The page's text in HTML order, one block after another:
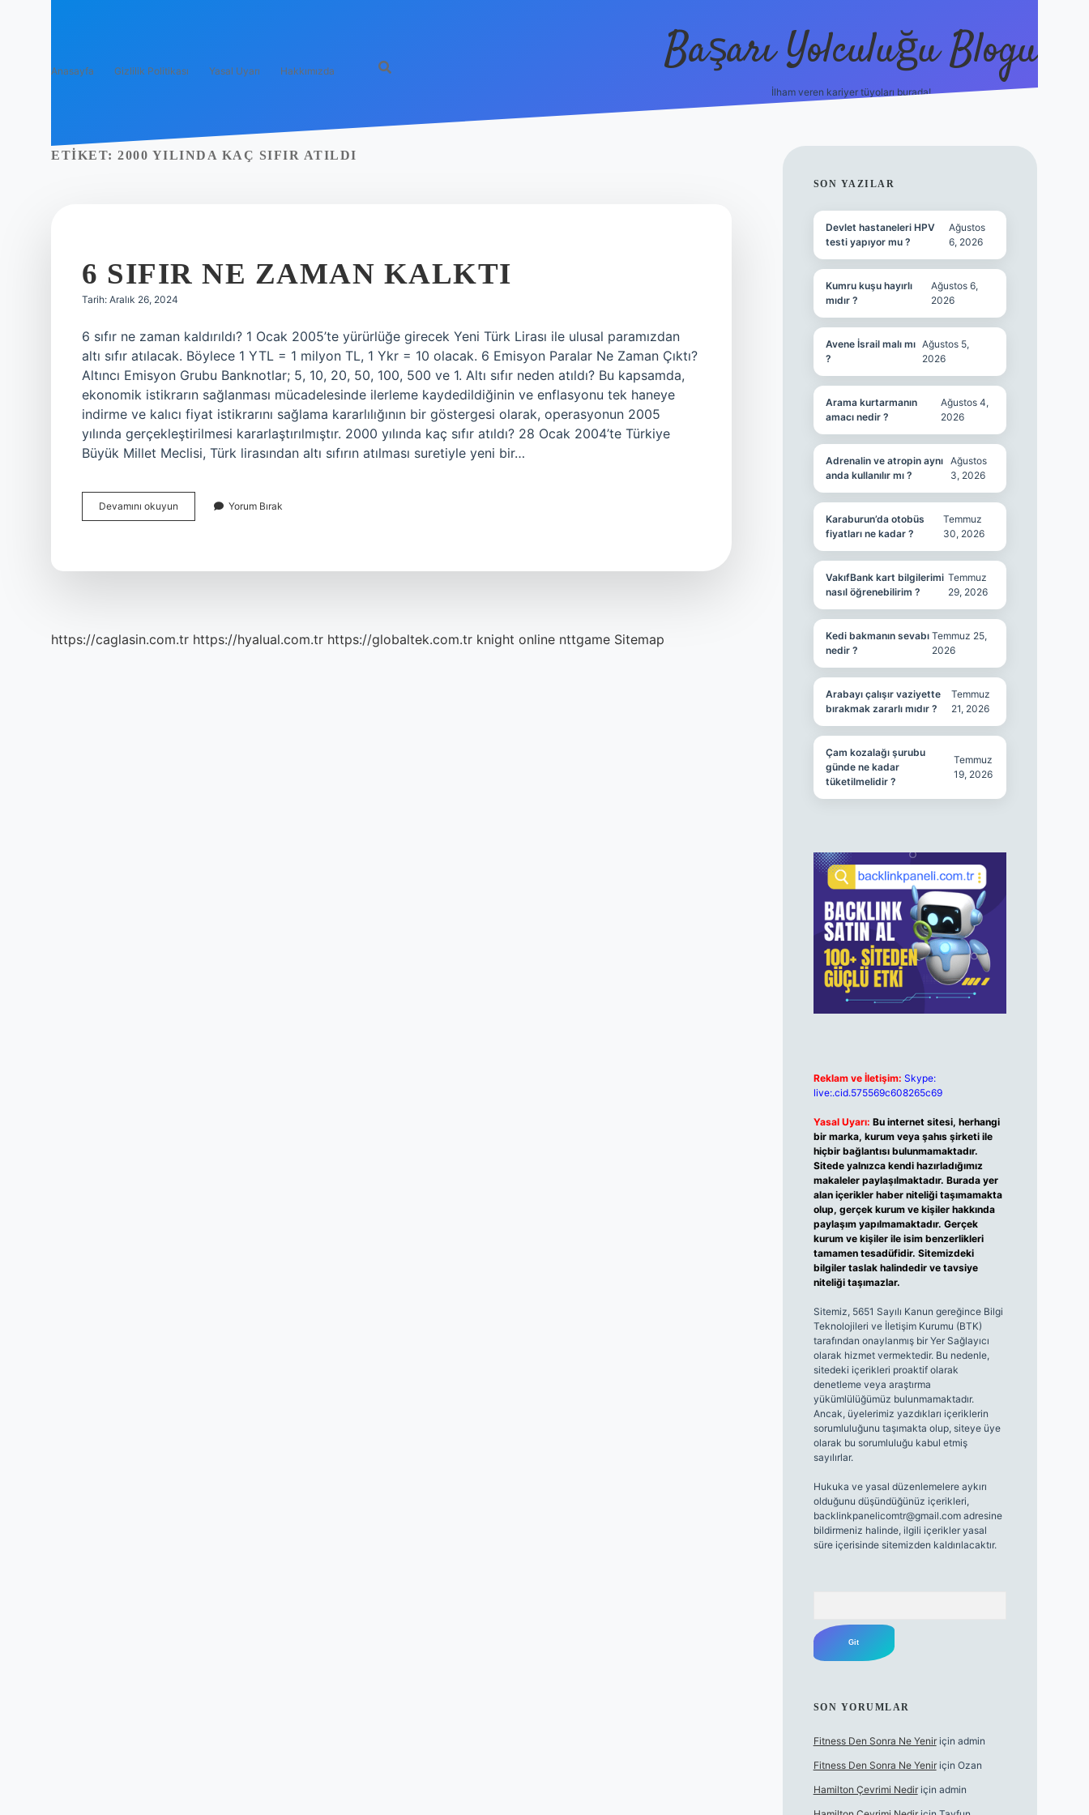
Anasayfa Gizlilik Politikası Yasal Uyarı Hakkımızda Başarı Yolculuğu Blogu
İlham veren kariyer tüyoları burada!
ETIKET: 2000 YILINDA KAÇ SIFIR ATILDI
6 SIFIR NE ZAMAN KALKTI
Tarih: Aralık 26, 2024
6 sıfır ne zaman kaldırıldı? 1 Ocak 2005’te yürürlüğe girecek Yeni Türk Lirası ile ulusal paramızdan
altı sıfır atılacak. Böylece 1 YTL = 1 milyon TL, 1 Ykr = 10 olacak. 6 Emisyon Paralar Ne Zaman Çıktı?
Altıncı Emisyon Grubu Banknotlar; 5, 10, 20, 50, 100, 500 ve 1. Altı sıfır neden atıldı? Bu kapsamda,
ekonomik istikrarın sağlanması mücadelesinde ilerleme kaydedildiğinin ve enflasyonu tek haneye
indirme ve kalıcı fiyat istikrarını sağlama kararlılığının bir göstergesi olarak, operasyonun 2005
yılında gerçekleştirilmesi kararlaştırılmıştır. 2000 yılında kaç sıfır atıldı? 28 Ocak 2004’te Türkiye
Büyük Millet Meclisi, Türk lirasından altı sıfırın atılması suretiyle yeni bir…
Devamını okuyun
Sıfır
Yorum Bırak
https://caglasin.com.tr https://hyalual.com.tr https://globaltek.com.tr knight online nttgame Sitemap
SIDEBAR
SON YAZILAR
Devlet hastaneleri HPV
testi yapıyor mu ?
Ağustos
6, 2026
Kumru kuşu hayırlı
mıdır ?
Ağustos 6,
2026
Avene İsrail malı mı
?
Ağustos 5,
2026
Arama kurtarmanın
amacı nedir ?
Ağustos 4,
2026
Adrenalin ve atropin aynı
anda kullanılır mı ?
Ağustos
3, 2026
Karaburun’da otobüs
fiyatları ne kadar ?
Temmuz
30, 2026
VakıfBank kart bilgilerimi
nasıl öğrenebilirim ?
Temmuz
29, 2026
Kedi bakmanın sevabı
nedir ?
Temmuz 25,
2026
Arabayı çalışır vaziyette
bırakmak zararlı mıdır ?
Temmuz
21, 2026
Çam kozalağı şurubu
günde ne kadar
tüketilmelidir ?
Temmuz
19, 2026
Reklam ve İletişim: Skype:
live:.cid.575569c608265c69
Yasal Uyarı: Bu internet sitesi, herhangi
bir marka, kurum veya şahıs şirketi ile
hiçbir bağlantısı bulunmamaktadır.
Sitede yalnızca kendi hazırladığımız
makaleler paylaşılmaktadır. Burada yer
alan içerikler haber niteliği taşımamakta
olup, gerçek kurum ve kişiler hakkında
paylaşım yapılmamaktadır. Gerçek
kurum ve kişiler ile isim benzerlikleri
tamamen tesadüfidir. Sitemizdeki
bilgiler taslak halindedir ve tavsiye
niteliği taşımazlar.
Sitemiz, 5651 Sayılı Kanun gereğince Bilgi
Teknolojileri ve İletişim Kurumu (BTK)
tarafından onaylanmış bir Yer Sağlayıcı
olarak hizmet vermektedir. Bu nedenle,
sitedeki içerikleri proaktif olarak
denetleme veya araştırma
yükümlülüğümüz bulunmamaktadır.
Ancak, üyelerimiz yazdıkları içeriklerin
sorumluluğunu taşımakta olup, siteye üye
olarak bu sorumluluğu kabul etmiş
sayılırlar.
Hukuka ve yasal düzenlemelere aykırı
olduğunu düşündüğünüz içerikleri,
backlinkpanelicomtr@gmail.comadresine
bildirmeniz halinde, ilgili içerikler yasal
süre içerisinde sitemizden kaldırılacaktır.
SON YORUMLAR
Fitness Den Sonra Ne Yeniriçin admin
Fitness Den Sonra Ne Yeniriçin Ozan
Hamilton Çevrimi Nediriçin admin
https://